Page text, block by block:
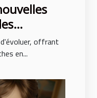
intrigues
offrant
en...